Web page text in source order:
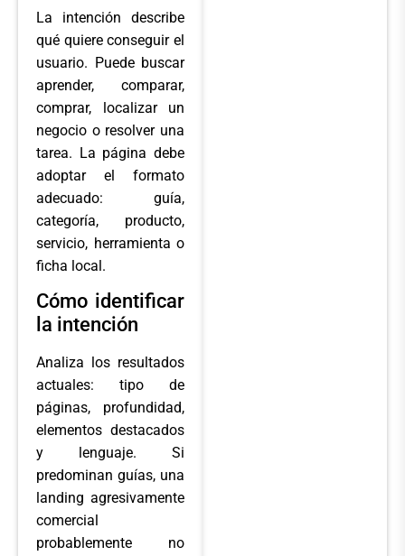
La intención describe
qué quiere conseguir el
usuario. Puede buscar
aprender, comparar,
comprar, localizar un
negocio o resolver una
tarea. La página debe
adoptar el formato
adecuado: guía,
categoría, producto,
servicio, herramienta o
ficha local.
Cómo identificar
la intención
Analiza los resultados
actuales: tipo de
páginas, profundidad,
elementos destacados
y lenguaje. Si
predominan guías, una
landing agresivamente
comercial
probablemente no